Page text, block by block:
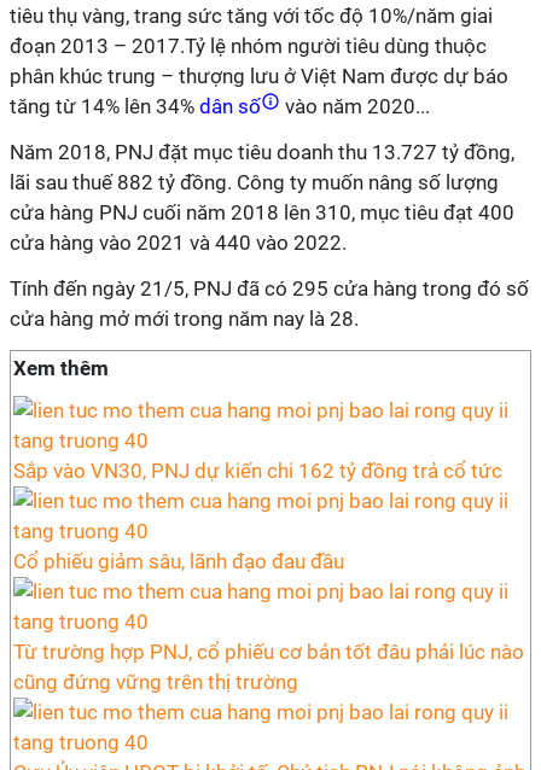
tiêu thụ vàng, trang sức tăng với tốc độ 10%/năm giai
đoạn 2013 – 2017.Tỷ lệ nhóm người tiêu dùng thuộc
phân khúc trung – thượng lưu ở Việt Nam được dự báo
tăng từ 14% lên 34% dân số
vào năm 2020...
Năm 2018, PNJ đặt mục tiêu doanh thu 13.727 tỷ đồng,
lãi sau thuế 882 tỷ đồng. Công ty muốn nâng số lượng
cửa hàng PNJ cuối năm 2018 lên 310, mục tiêu đạt 400
cửa hàng vào 2021 và 440 vào 2022.
Tính đến ngày 21/5, PNJ đã có 295 cửa hàng trong đó số
cửa hàng mở mới trong năm nay là 28.
Xem thêm
Sắp vào VN30, PNJ dự kiến chi 162 tỷ đồng trả cổ tức
Cổ phiếu giảm sâu, lãnh đạo đau đầu
Từ trường hợp PNJ, cổ phiếu cơ bản tốt đâu phải lúc nào
cũng đứng vững trên thị trường